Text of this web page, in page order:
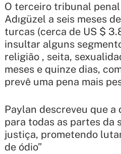
O terceiro tribunal
Adıgüzel a seis meses
turcas (cerca de US $
insultar alguns
religião , seita,
meses e quinze dias,
prevê uma pena mais
Paylan descreveu que a
para todas as partes da
justiça, prometendo
de ódio”